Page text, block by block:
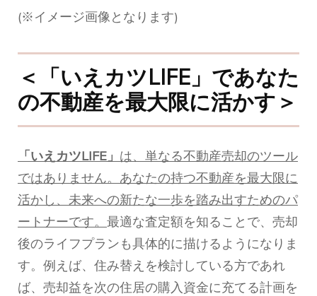
(※イメージ画像となります)
＜「いえカツLIFE」であなた
の不動産を最大限に活かす＞
「いえカツLIFE」 は、単なる不動産売却のツール
ではありません。あなたの持つ不動産を最大限に
活かし、未来への新たな一歩を踏み出すためのパ
ートナーです。 最適な査定額を知ることで、売却
後のライフプランも具体的に描けるようになりま
す。例えば、住み替えを検討している方であれ
ば、売却益を次の住居の購入資金に充てる計画を